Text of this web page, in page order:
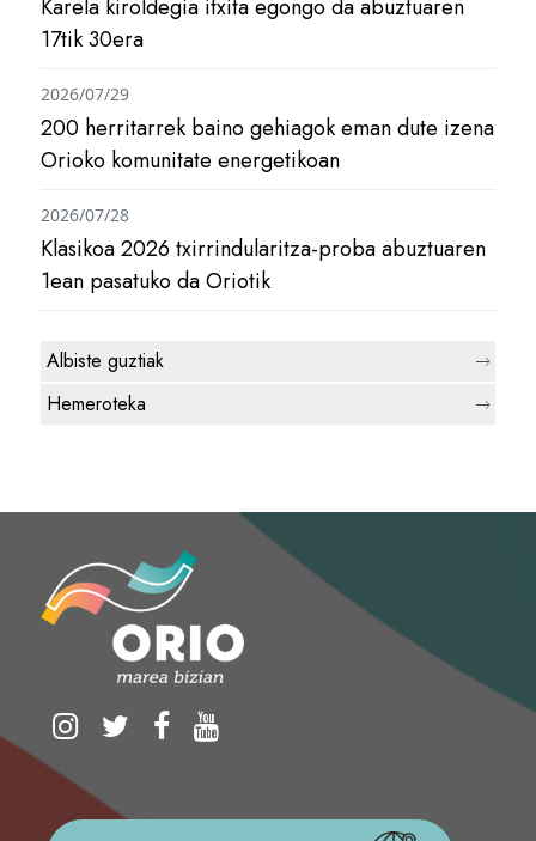
Karela kiroldegia itxita egongo da abuztuaren
17tik 30era
200 herritarrek baino gehiagok eman dute izena
Orioko komunitate energetikoan
2026/07/29
Klasikoa 2026 txirrindularitza-proba abuztuaren
1ean pasatuko da Oriotik
2026/07/28
Albiste guztiak
Hemeroteka